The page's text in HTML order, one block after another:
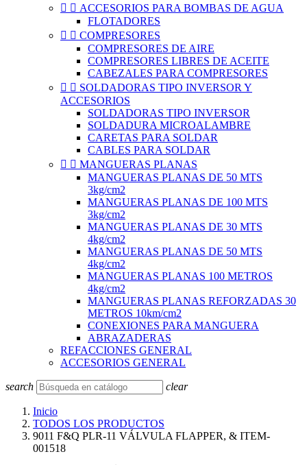
  ACCESORIOS PARA BOMBAS DE AGUA
FLOTADORES
  COMPRESORES
COMPRESORES DE AIRE
COMPRESORES LIBRES DE ACEITE
CABEZALES PARA COMPRESORES
  SOLDADORAS TIPO INVERSOR Y
ACCESORIOS
SOLDADORAS TIPO INVERSOR
SOLDADURA MICROALAMBRE
CARETAS PARA SOLDAR
CABLES PARA SOLDAR
  MANGUERAS PLANAS
MANGUERAS PLANAS DE 50 MTS
3kg/cm2
MANGUERAS PLANAS DE 100 MTS
3kg/cm2
MANGUERAS PLANAS DE 30 MTS
4kg/cm2
MANGUERAS PLANAS DE 50 MTS
4kg/cm2
MANGUERAS PLANAS 100 METROS
4kg/cm2
MANGUERAS PLANAS REFORZADAS 30
METROS 10km/cm2
CONEXIONES PARA MANGUERA
ABRAZADERAS
REFACCIONES GENERAL
ACCESORIOS GENERAL
search clear
Inicio
TODOS LOS PRODUCTOS
9011 F&Q PLR-11 VÁLVULA FLAPPER, & ITEM-
001518